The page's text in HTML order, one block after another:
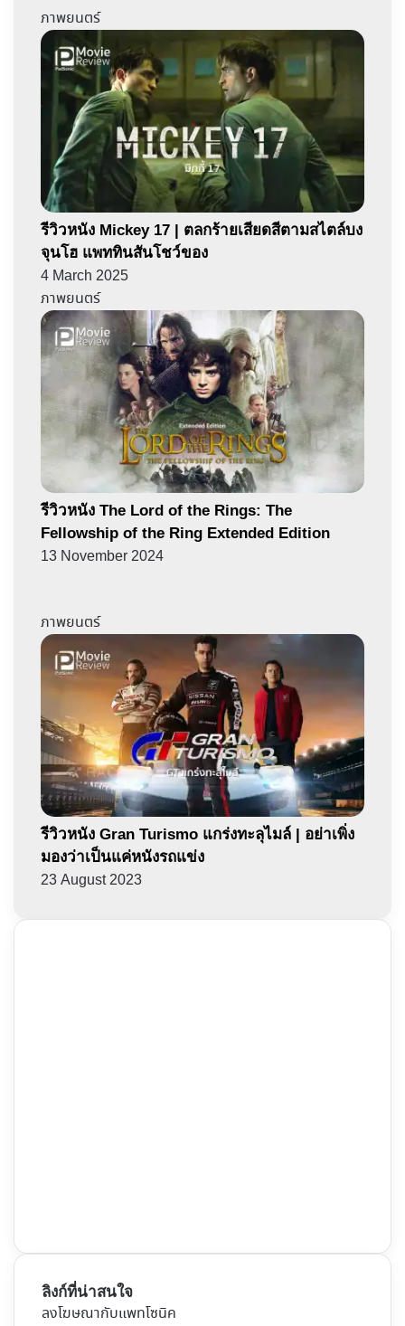
ภาพยนตร์
รีวิวหนัง Mickey 17 | ตลกร้ายเสียดสีตามสไตล์บง
จุนโฮ แพททินสันโชว์ของ
4 March 2025
ภาพยนตร์
รีวิวหนัง The Lord of the Rings: The
Fellowship of the Ring Extended Edition
13 November 2024
ภาพยนตร์
รีวิวหนัง Gran Turismo แกร่งทะลุไมล์ | อย่าเพิ่ง
มองว่าเป็นแค่หนังรถแข่ง
23 August 2023
ลิงก์ที่น่าสนใจ
ลงโฆษณากับแพทโซนิค